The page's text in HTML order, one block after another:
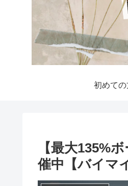
初めて
【最大135%
催中【バイマ